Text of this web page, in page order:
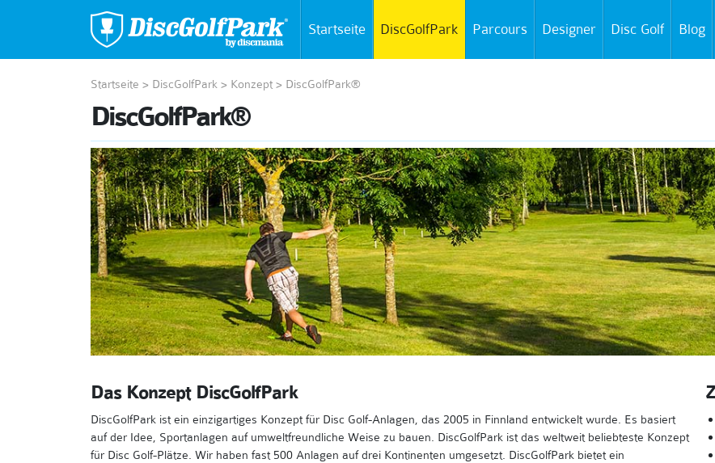
Startseite DiscGolfPark Parcours Designer Disc Golf Blog
Startseite > DiscGolfPark > Konzept > DiscGolfPark®
DiscGolfPark®
Das Konzept DiscGolfPark
DiscGolfPark ist ein einzigartiges Konzept für Disc Golf-Anlagen, das 2005 in Finnland entwickelt wurde. Es basiert
auf der Idee, Sportanlagen auf umweltfreundliche Weise zu bauen. DiscGolfPark ist das weltweit beliebteste Konzept
für Disc Golf-Plätze. Wir haben fast 500 Anlagen auf drei Kontinenten umgesetzt. DiscGolfPark bietet ein